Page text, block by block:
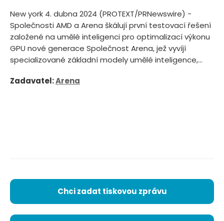
New york 4. dubna 2024 (PROTEXT/PRNewswire) -
Společnosti AMD a Arena škálují první testovací řešení
založené na umělé inteligenci pro optimalizací výkonu
GPU nové generace Společnost Arena, jež vyvíjí
specializované základní modely umělé inteligence,...
Zadavatel:Arena
Chci zadat tiskovou zprávu